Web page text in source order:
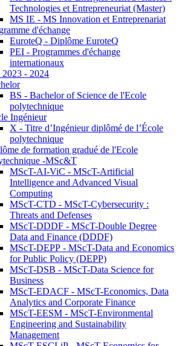
Technologies et Entrepreneuriat (Master)
MS IE - MS Innovation et Entreprenariat
d'échange
EuroteQ - Diplôme EuroteQ
PEI - Programmes d'échange
internationaux
2023 - 2024
BS - Bachelor of Science de l'Ecole
polytechnique
Ingénieur
X - Titre d’Ingénieur diplômé de l’École
polytechnique
de formation gradué de l'Ecole
-MSc&T
MScT-AI-ViC - MScT-Artificial
Intelligence and Advanced Visual
Computing
MScT-CTD - MScT-Cybersecurity :
Threats and Defenses
MScT-DDDF - MScT-Double Degree
Data and Finance (DDDF)
MScT-DEPP - MScT-Data and Economics
for Public Policy (DEPP)
MScT-DSB - MScT-Data Science for
Business
MScT-EDACF - MScT-Economics, Data
Analytics and Corporate Finance
MScT-EESM - MScT-Environmental
Engineering and Sustainability
Management